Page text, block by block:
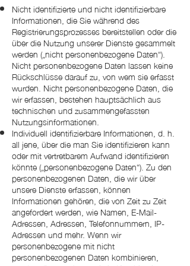
Nicht identifizierte und nicht identifizierbare
Informationen, die Sie während des
Registrierungsprozesses bereitstellen oder die
über die Nutzung unserer Dienste gesammelt
werden („nicht personenbezogene Daten“).
Nicht personenbezogene Daten lassen keine
Rückschlüsse darauf zu, von wem sie erfasst
wurden. Nicht personenbezogene Daten, die
wir erfassen, bestehen hauptsächlich aus
technischen und zusammengefassten
Nutzungsinformationen.
Individuell identifizierbare Informationen, d. h.
all jene, über die man Sie identifizieren kann
oder mit vertretbarem Aufwand identifizieren
könnte („personenbezogene Daten“). Zu den
personenbezogenen Daten, die wir über
unsere Dienste erfassen, können
Informationen gehören, die von Zeit zu Zeit
angefordert werden, wie Namen, E-Mail-
Adressen, Adressen, Telefonnummern, IP-
Adressen und mehr. Wenn wir
personenbezogene mit nicht
personenbezogenen Daten kombinieren,